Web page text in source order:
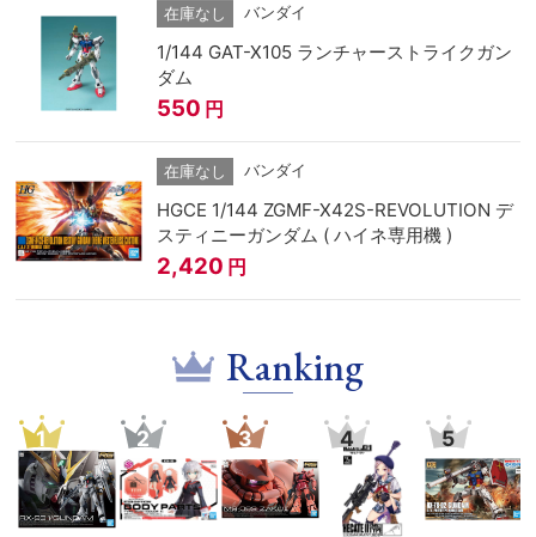
在庫なし バンダイ
1/144 GAT-X105 ランチャーストライクガン
ダム
550 円
在庫なし バンダイ
HGCE 1/144 ZGMF-X42S-REVOLUTION デ
スティニーガンダム ( ハイネ専用機 )
2,420 円
Ranking
1 2 3 4 5